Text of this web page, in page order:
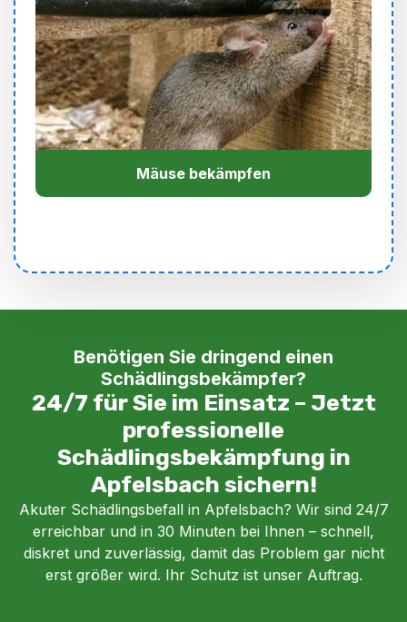
Mäuse bekämpfen
Benötigen Sie dringend einen
Schädlingsbekämpfer?
24/7 für Sie im Einsatz – Jetzt
professionelle
Schädlingsbekämpfung in
Apfelsbach sichern!
Akuter Schädlingsbefall in Apfelsbach? Wir sind 24/7
erreichbar und in 30 Minuten bei Ihnen – schnell,
diskret und zuverlässig, damit das Problem gar nicht
erst größer wird. Ihr Schutz ist unser Auftrag.